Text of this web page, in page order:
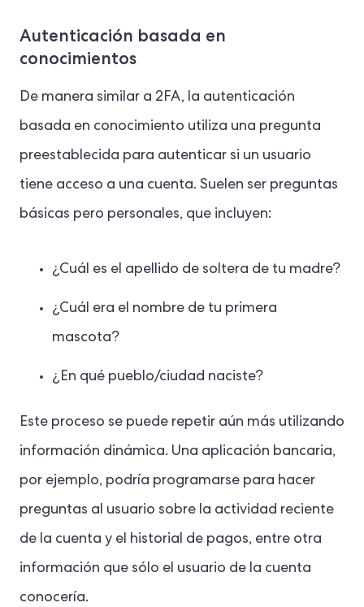
Autenticación basada en
conocimientos
De manera similar a 2FA, la autenticación
basada en conocimiento utiliza una pregunta
preestablecida para autenticar si un usuario
tiene acceso a una cuenta. Suelen ser preguntas
básicas pero personales, que incluyen:
¿Cuál es el apellido de soltera de tu madre?
¿Cuál era el nombre de tu primera
mascota?
¿En qué pueblo/ciudad naciste?
Este proceso se puede repetir aún más utilizando
información dinámica. Una aplicación bancaria,
por ejemplo, podría programarse para hacer
preguntas al usuario sobre la actividad reciente
de la cuenta y el historial de pagos, entre otra
información que sólo el usuario de la cuenta
conocería.